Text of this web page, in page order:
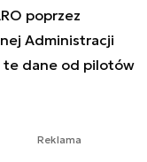
poprzez
Administracji
te dane od pilotów
Reklama